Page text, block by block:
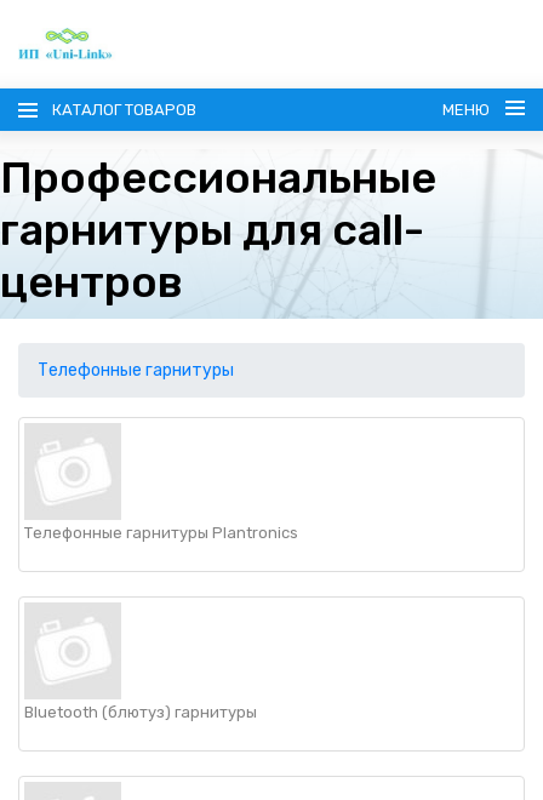
КАТАЛОГ ТОВАРОВ МЕНЮ
ГЛАВНАЯ
О КОМПАНИИ
ИНФОРМАЦИЯ
НАШИ ПОСТАВЩИКИ
НАШИ ПОКУПАТЕЛИ
ГЕОСИНТЕТИЧЕСКИЕ МАТЕРИАЛЫ
КОНТАКТЫ
Профессиональные
гарнитуры для call-
центров
Телефонные гарнитуры
Телефонные гарнитуры Plantronics
Bluetooth (блютуз) гарнитуры